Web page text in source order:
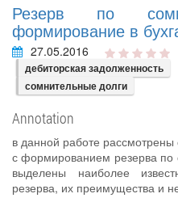
Резерв по
формирование в
27.05.2016
дебиторская задолженность
сомнительные долги
Annotation
в данной работе
с формированием резерва по
выделены наиболее
резерва, их преимущества и